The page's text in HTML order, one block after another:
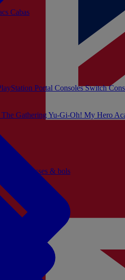
Mugs, tasses & bols
Portal Consoles Switch
Cabas
Gathering Yu-Gi-Oh! My Hero